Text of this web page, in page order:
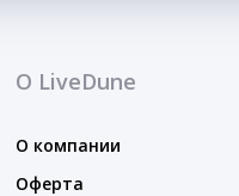
О LiveDune
О компании
Оферта